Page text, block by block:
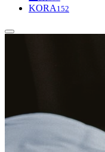
KORA 152